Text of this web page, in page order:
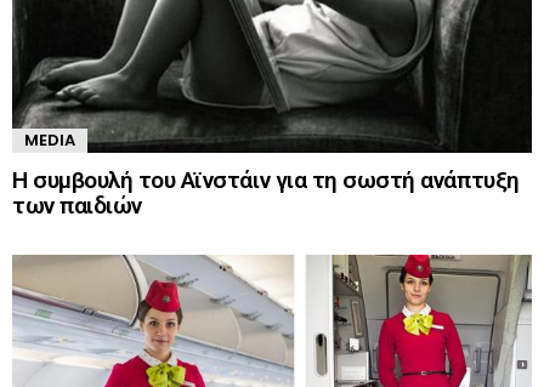
MEDIA
Η συμβουλή του Αϊνστάιν για τη σωστή ανάπτυξη
των παιδιών